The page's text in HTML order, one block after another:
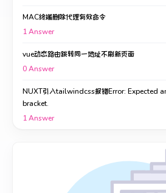
MAC终端删除代理有效命令
1Answer
vue动态路由跳转同一地址不刷新页面
0Answer
NUXT引入tailwindcss报错Error: Expected
bracket.
1Answer